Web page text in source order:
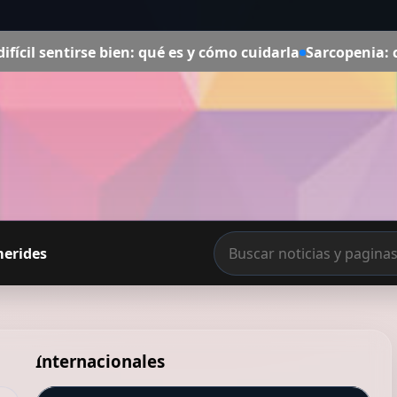
qué es y cómo cuidarla Sarcopenia: cómo recuperar
Internacionales